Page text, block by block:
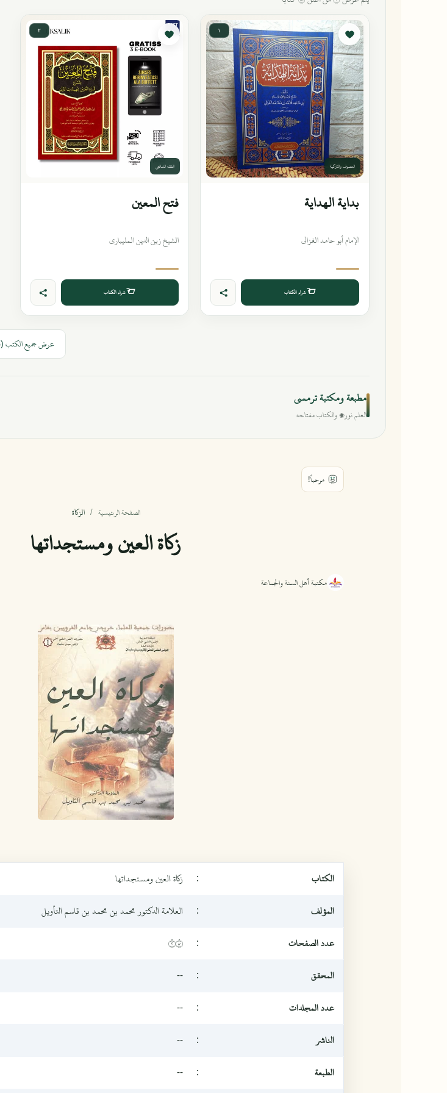
١
التصوف والتزكية
بداية الهداية
الإمام أبو حامد الغزالي
شراء الكتاب
٢
الفقه الشافعي
فتح المعين
الشيخ زين الدين المليباري
شراء الكتاب
عرض جميع الكتب (٤٨)
مطبعة ومكتبة ترمسي
العلم نور، والكتاب مفتاحه
الصفحة الرئيسية الزكاة
زكاة العين ومستجداتها
الكتاب :
زكاة العين ومستجداتها
المؤلف
:
العلامة الدكتور محمد بن محمد بن قاسم التأويل
عدد الصفحات
:
٢٠٨
المحقق
:
--
عدد المجلدات
:
--
الناشر
:
--
الطبعة
:
--